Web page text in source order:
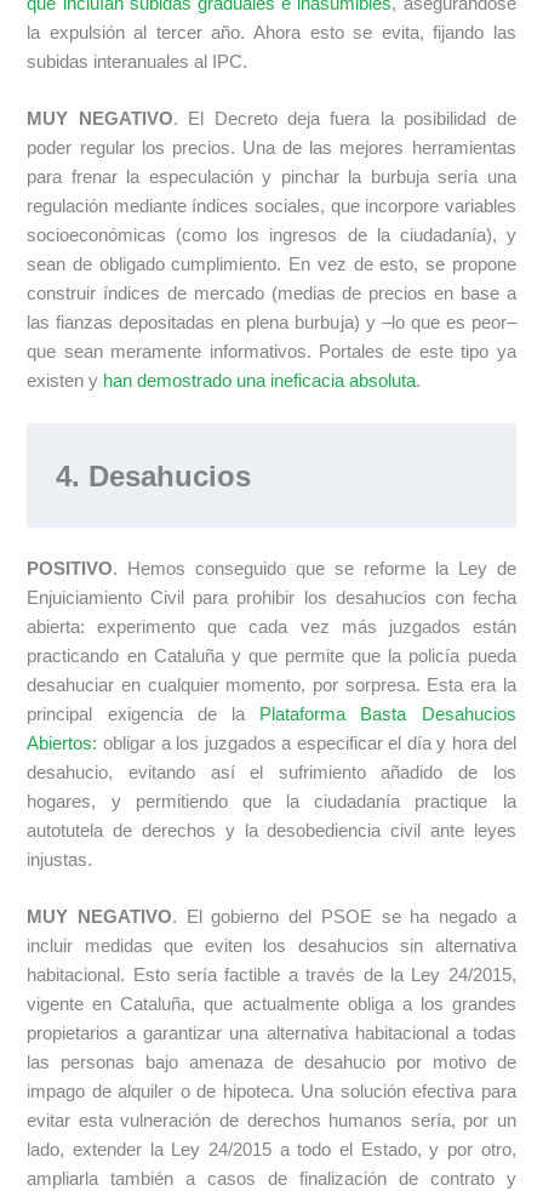
la expulsión al tercer año. Ahora esto se evita, fijando las
subidas interanuales al IPC.
MUY NEGATIVO. El Decreto deja fuera la posibilidad de
poder regular los precios. Una de las mejores herramientas
para frenar la especulación y pinchar la burbuja sería una
regulación mediante índices sociales, que incorpore variables
socioeconómicas (como los ingresos de la ciudadanía), y
sean de obligado cumplimiento. En vez de esto, se propone
construir índices de mercado (medias de precios en base a
las fianzas depositadas en plena burbuja) y ‒lo que es peor‒
que sean meramente informativos. Portales de este tipo ya
existen y han demostrado una ineficacia absoluta.
4. Desahucios
POSITIVO. Hemos conseguido que se reforme la Ley de
Enjuiciamiento Civil para prohibir los desahucios con fecha
abierta: experimento que cada vez más juzgados están
practicando en Cataluña y que permite que la policía pueda
desahuciar en cualquier momento, por sorpresa. Esta era la
principal exigencia de la
Plataforma Basta Desahucios
Abiertos: obligar a los juzgados a especificar el día y hora del
desahucio, evitando así el sufrimiento añadido de los
hogares, y permitiendo que la ciudadanía practique la
autotutela de derechos y la desobediencia civil ante leyes
injustas.
MUY NEGATIVO. El gobierno del PSOE se ha negado a
incluir medidas que eviten los desahucios sin alternativa
habitacional. Esto sería factible a través de la Ley 24/2015,
vigente en Cataluña, que actualmente obliga a los grandes
propietarios a garantizar una alternativa habitacional a todas
las personas bajo amenaza de desahucio por motivo de
impago de alquiler o de hipoteca. Una solución efectiva para
evitar esta vulneración de derechos humanos sería, por un
lado, extender la Ley 24/2015 a todo el Estado, y por otro,
ampliarla también a casos de finalización de contrato y